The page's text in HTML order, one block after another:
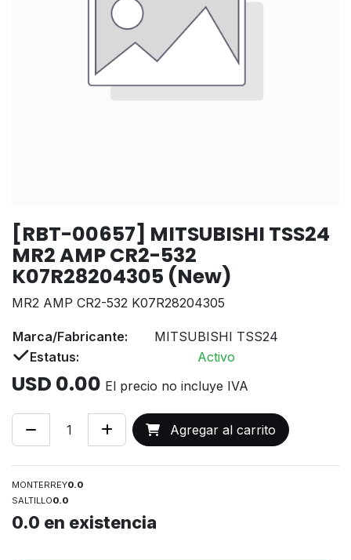
[RBT-00657] MITSUBISHI TSS24
MR2 AMP CR2-532
K07R28204305 (New)
MR2 AMP CR2-532 K07R28204305
Marca/Fabricante:
MITSUBISHI TSS24
Estatus:
Activo
USD 0.00 El precio no incluye IVA
Agregar al carrito
MONTERREY0.0
SALTILLO0.0
0.0 en existencia